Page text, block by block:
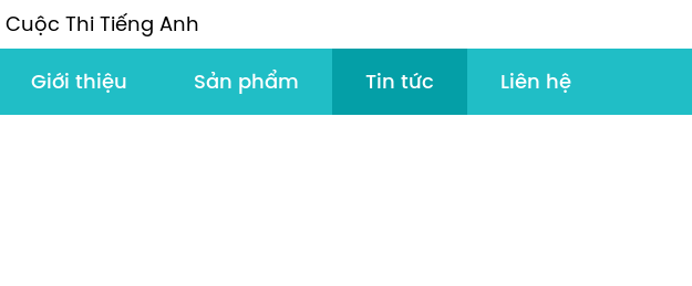
Cuộc Thi Tiếng Anh
Giới thiệu
Sản phẩm Tin tức Liên hệ